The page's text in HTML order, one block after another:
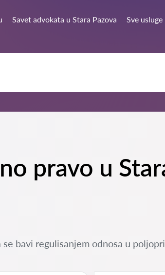
Savet advokata u Stara Pazova Sve usluge
pravo u
bavi regulisanjem odnosa u